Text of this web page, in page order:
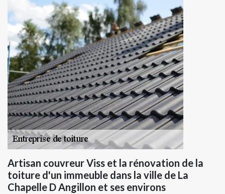
Artisan couvreur Viss et la rénovation de la
toiture d'un immeuble dans la ville de La
Chapelle D Angillon et ses environs